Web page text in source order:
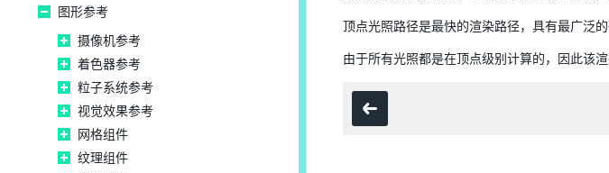
图形参考
摄像机参考
着色器参考
粒子系统参考
视觉效果参考
网格组件
纹理组件
顶点光照路径是最快的渲染路径，具有最广泛的
由于所有光照都是在顶点级别计算的，因此该